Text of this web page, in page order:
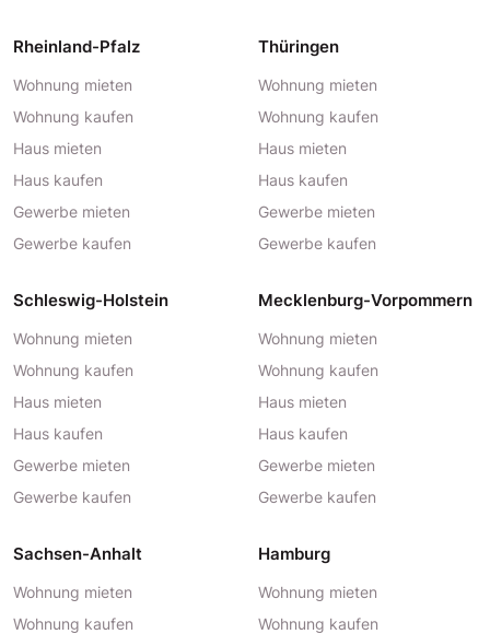
Rheinland-Pfalz
Wohnung mieten
Wohnung kaufen
Haus mieten
Haus kaufen
Gewerbe mieten
Gewerbe kaufen
Thüringen
Wohnung mieten
Wohnung kaufen
Haus mieten
Haus kaufen
Gewerbe mieten
Gewerbe kaufen
Schleswig-Holstein
Wohnung mieten
Wohnung kaufen
Haus mieten
Haus kaufen
Gewerbe mieten
Gewerbe kaufen
Mecklenburg-Vorpommern
Wohnung mieten
Wohnung kaufen
Haus mieten
Haus kaufen
Gewerbe mieten
Gewerbe kaufen
Sachsen-Anhalt
Wohnung mieten
Wohnung kaufen
Hamburg
Wohnung mieten
Wohnung kaufen